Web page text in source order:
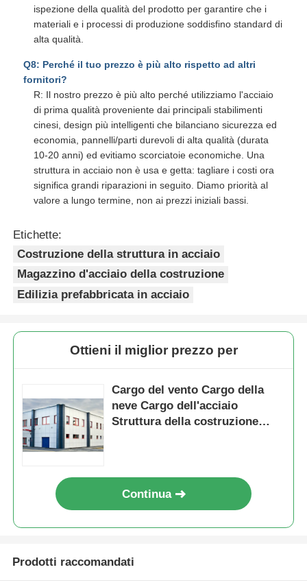
ispezione della qualità del prodotto per garantire che i
materiali e i processi di produzione soddisfino standard di
alta qualità.
Q8: Perché il tuo prezzo è più alto rispetto ad altri
fornitori?
R: Il nostro prezzo è più alto perché utilizziamo l'acciaio
di prima qualità proveniente dai principali stabilimenti
cinesi, design più intelligenti che bilanciano sicurezza ed
economia, pannelli/parti durevoli di alta qualità (durata
10-20 anni) ed evitiamo scorciatoie economiche. Una
struttura in acciaio non è usa e getta: tagliare i costi ora
significa grandi riparazioni in seguito. Diamo priorità al
valore a lungo termine, non ai prezzi iniziali bassi.
Etichette:
Costruzione della struttura in acciaio
Magazzino d'acciaio della costruzione
Edilizia prefabbricata in acciaio
Ottieni il miglior prezzo per
Cargo del vento Cargo della
neve Cargo dell'acciaio
Struttura della costruzione
Continua
Prodotti raccomandati